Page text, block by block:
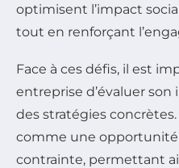
optimisent l’impact
tout en renforçant
Face à ces défis, il est
entreprise d’évaluer
des stratégies concrètes.
comme une
contrainte, permettant